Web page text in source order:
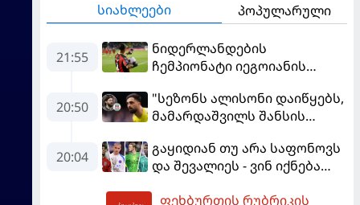
სიახლეები პოპულარული
21:55
ნიდერლანდების
ჩემპიონატი იეგოიანის
MVP გახდა
20:50
"სეზონს ალისონი დაიწყებს,
მამარდაშვილს შანსის
მოთმინება სჭირდება,
რომელსაც 100%-ით
20:04
გაყიდიან თუ არა საფონოვს
და შევალიეს - ვინ იქნება
ფეხბურთის რუბრიკის